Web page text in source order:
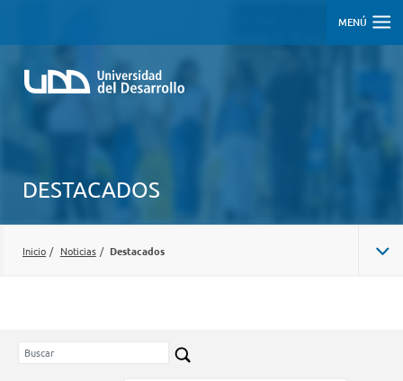
MENÚ
DESTACADOS
Inicio / Noticias / Destacados